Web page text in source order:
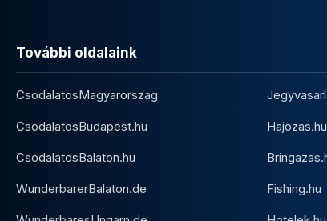
További oldalaink
CsodalatosMagyarorszag
CsodalatosBudapest.hu
CsodalatosBalaton.hu
WunderbarerBalaton.de
Hajozas.hu
Fishing.hu